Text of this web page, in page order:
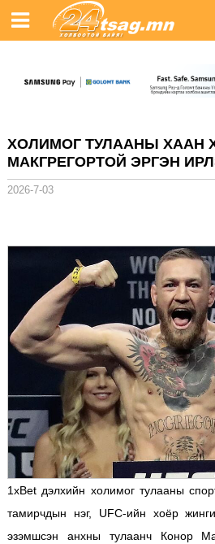
ХОЛИМОГ ТУЛААНЫ ХААН
МАКГРЕГОРТОЙ ЭРГЭН
2026-7-03
1xBet дэлхийн холимог тулааны
тамирчдын нэг, UFC-ийн хоёр
эзэмшсэн анхны тулаанч Конор